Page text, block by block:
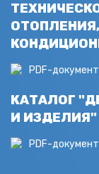
PDF-документ
КАТАЛОГ
И ИЗДЕЛИЯ"
PDF-документ